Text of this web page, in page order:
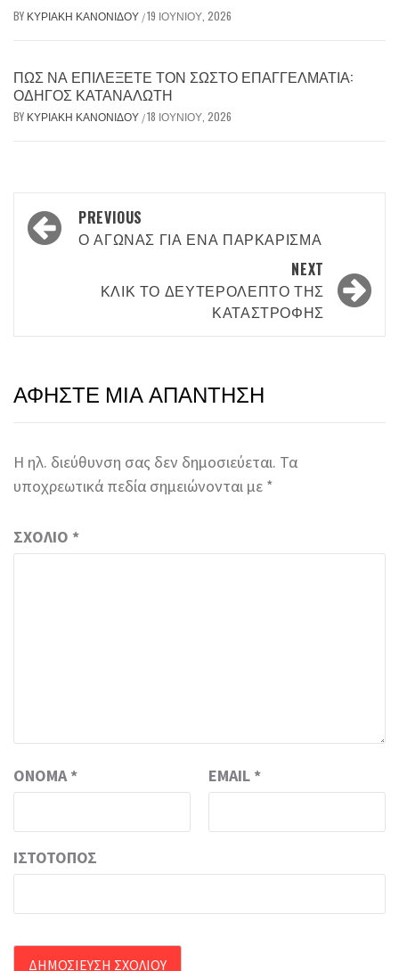
BY ΚΥΡΙΑΚΉ ΚΑΝΟΝΊΔΟΥ /19 ΙΟΥΝΊΟΥ, 2026
ΠΏΣ ΝΑ ΕΠΙΛΈΞΕΤΕ ΤΟΝ ΣΩΣΤΌ ΕΠΑΓΓΕΛΜΑΤΊΑ:
ΟΔΗΓΌΣ ΚΑΤΑΝΑΛΩΤΉ
BY ΚΥΡΙΑΚΉ ΚΑΝΟΝΊΔΟΥ /18 ΙΟΥΝΊΟΥ, 2026
Post
navigation
PREVIOUS
Ο ΑΓΏΝΑΣ ΓΙΑ ΈΝΑ ΠΑΡΚΆΡΙΣΜΑ
NEXT
ΚΛΙΚ ΤΟ ΔΕΥΤΕΡΌΛΕΠΤΟ ΤΗΣ
ΚΑΤΑΣΤΡΟΦΉΣ
ΑΦΉΣΤΕ ΜΙΑ ΑΠΆΝΤΗΣΗ
Η ηλ. διεύθυνση σας δεν δημοσιεύεται. Τα
υποχρεωτικά πεδία σημειώνονται με *
ΣΧΌΛΙΟ *
ΌΝΟΜΑ* EMAIL *
ΙΣΤΌΤΟΠΟΣ